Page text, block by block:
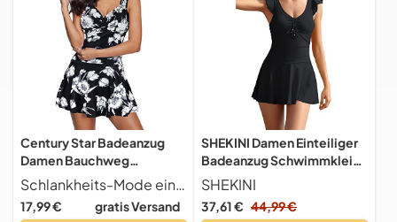
Century Star Badeanzug
Damen Bauchweg
Badekleid Damen Große
Größe Badeanzüge für
Damen Bademode Damen
Schlankheits-Mode einteiligen Badeanzug Schmeichelhafte einteilige Damen-Badeanzug, das Design der eleganten gerafften Bauch Kontrolle kann gut bedecken Ihren Körper gut.Es hilft auch, Ihre Figur zu ändern und Sie werden schlanker aussehen.
17,99 € gratis Versand
SHEKINI Damen Einteiliger
Badeanzug Schwimmkleid
Niedriger Kragen
Verstellbar Rückenfrei
Badekleid Rüschen Ruched
SHEKINI
37,61 € 44,99 €